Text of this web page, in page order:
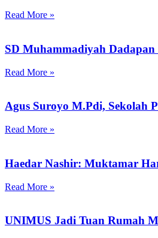
Read More »
SD Muhammadiyah
Read More »
Agus Suroyo M.Pdi, Sekolah
Read More »
Haedar Nashir: Muktamar
Read More »
UNIMUS Jadi Tuan Rumah